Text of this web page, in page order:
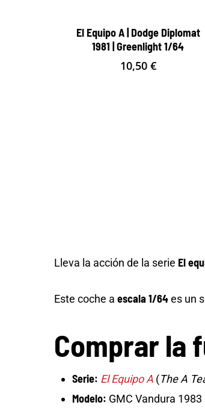
El Equipo A | Dodge Diplomat
1981 | Greenlight 1/64
10,50 €
Lleva la acción de la serie El
Este coche a escala 1/64es un
Comprar la
Serie: El Equipo A (The A
Modelo: GMC Vandura 1983